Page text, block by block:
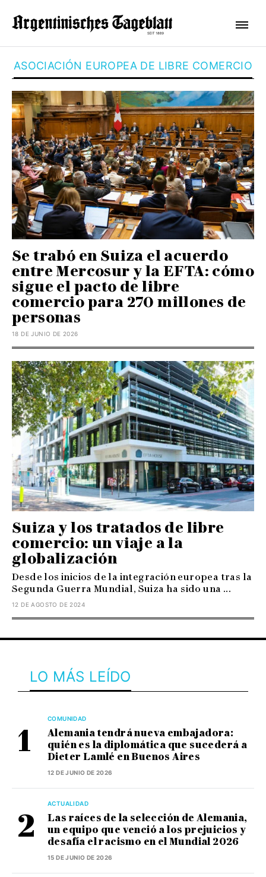
ASOCIACIÓN EUROPEA DE LIBRE COMERCIO
Se trabó en Suiza el acuerdo
entre Mercosur y la EFTA: cómo
sigue el pacto de libre
comercio para 270 millones de
personas
18 DE JUNIO DE 2026
Suiza y los tratados de libre
comercio: un viaje a la
globalización
Desde los inicios de la integración europea tras la
Segunda Guerra Mundial, Suiza ha sido una ...
12 DE AGOSTO DE 2024
LO MÁS LEÍDO
COMUNIDAD
Alemania tendrá nueva embajadora:
quién es la diplomática que sucederá a
Dieter Lamlé en Buenos Aires
12 DE JUNIO DE 2026
ACTUALIDAD
Las raíces de la selección de Alemania,
un equipo que venció a los prejuicios y
desafía el racismo en el Mundial 2026
15 DE JUNIO DE 2026